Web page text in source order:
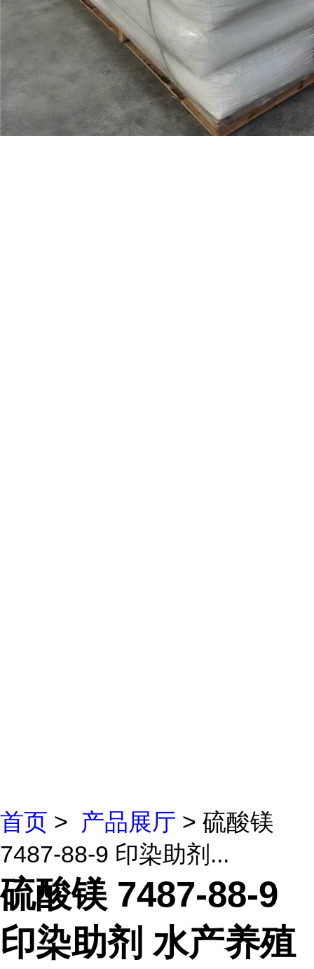
首页 > 产品展厅 > 硫酸镁
7487-88-9 印染助剂...
硫酸镁 7487-88-9
印染助剂 水产养殖